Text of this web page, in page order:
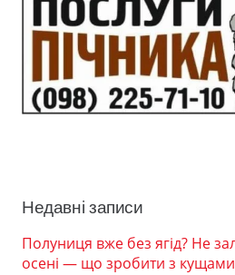
Недавні записи
Полуниця вже без ягід? Не
осені — що зробити з